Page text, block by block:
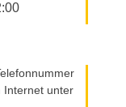
Internet unter